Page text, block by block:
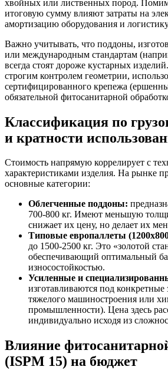
хвойных или лиственных пород.
итоговую сумму влияют затраты на
амортизацию оборудования и
Важно учитывать, что поддоны,
или международным стандартам
всегда стоят дороже кустарных
строгим контролем геометрии,
сертифицированного крепежа
обязательной фитосанитарной
Классификация по
и кратности
Стоимость напрямую коррелирует с
характеристиками изделия. На рынке
основные категории:
Облегченные поддоны:
700-800 кг. Имеют меньшую
снижает их цену, но делает их
Типовые европаллеты
до 1500-2500 кг. Это «золотой
обеспечивающий оптимальный
износостойкостью.
Усиленные и
изготавливаются под конкретные
тяжелого машиностроения или
промышленности). Цена здесь
индивидуально исходя из
Влияние
(ISPM 15) на бюджет